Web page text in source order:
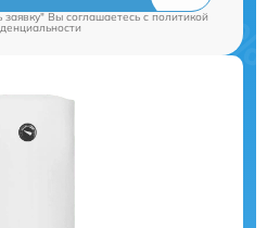
Вы соглашаетесь cполитикой